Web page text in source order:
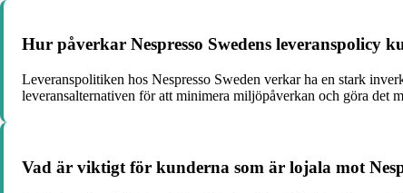
Hur påverkar Nespresso Swedens leveranspolicy
Leveranspolitiken hos Nespresso Sweden verkar ha en stark
leveransalternativen för att minimera miljöpåverkan och göra det
Vad är viktigt för kunderna som är lojala mot